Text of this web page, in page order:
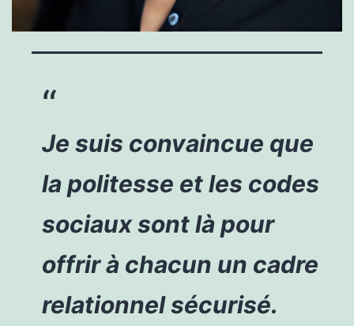
Je suis convaincue que
la politesse et les codes
sociaux sont là pour
offrir à chacun un cadre
relationnel sécurisé.